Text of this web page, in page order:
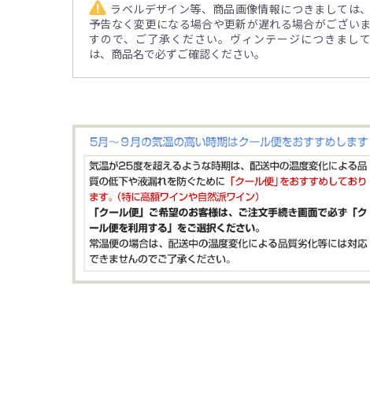
ラベルデザイン等、商品画像情報につきましては、
予告なく変更になる場合や更新が遅れる場合がございま
すので、ご了承ください。ヴィンテージにつきまして
は、商品名で必ずご確認ください。